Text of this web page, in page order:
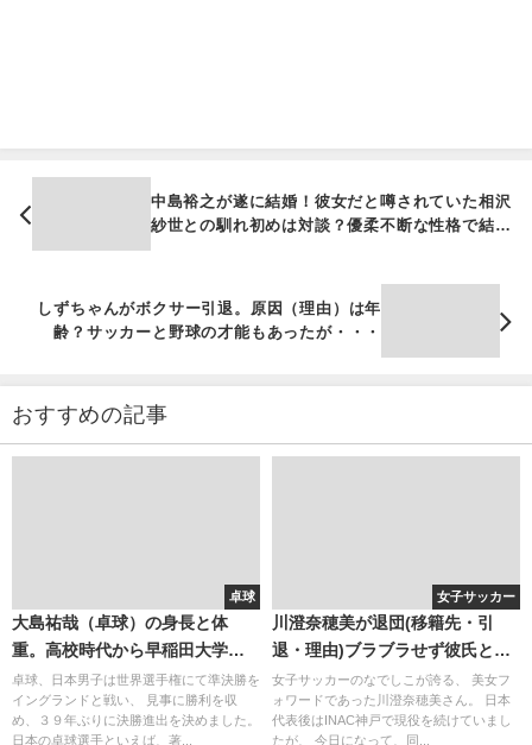
中島裕之が遂に結婚！彼女だと噂されていた相沢
紗世との馴れ初めは対談？優柔不断な性格で結婚
が長引いた？
しずちゃんがボクサー引退。原因（理由）は年
齢？サッカーと野球の才能もあったが・・・
おすすめの記事
卓球
大島祐哉（卓球）の身長と体
重。高校時代から早稲田大学ま
で。ラバーはミズノ用具？彼女
は女子アナになる可能性・・・
卓球、日本男子は世界選手権にて準決勝を
イングランドと戦い、 見事に勝利を収
め、３９年ぶりに決勝進出を決めました。
日本の卓球選手といえば、著...
女子サッカー
川澄奈穂美が退団(移籍先・引
退・理由)ブラブラせず彼氏と結
婚？アメブロ(ブログ)が面白い！
女子サッカーのなでしこが誇る、 美女フ
ォワードであった川澄奈穂美さん。 日本
代表後はINAC神戸で現役を続けていまし
たが、 今日になって、同...